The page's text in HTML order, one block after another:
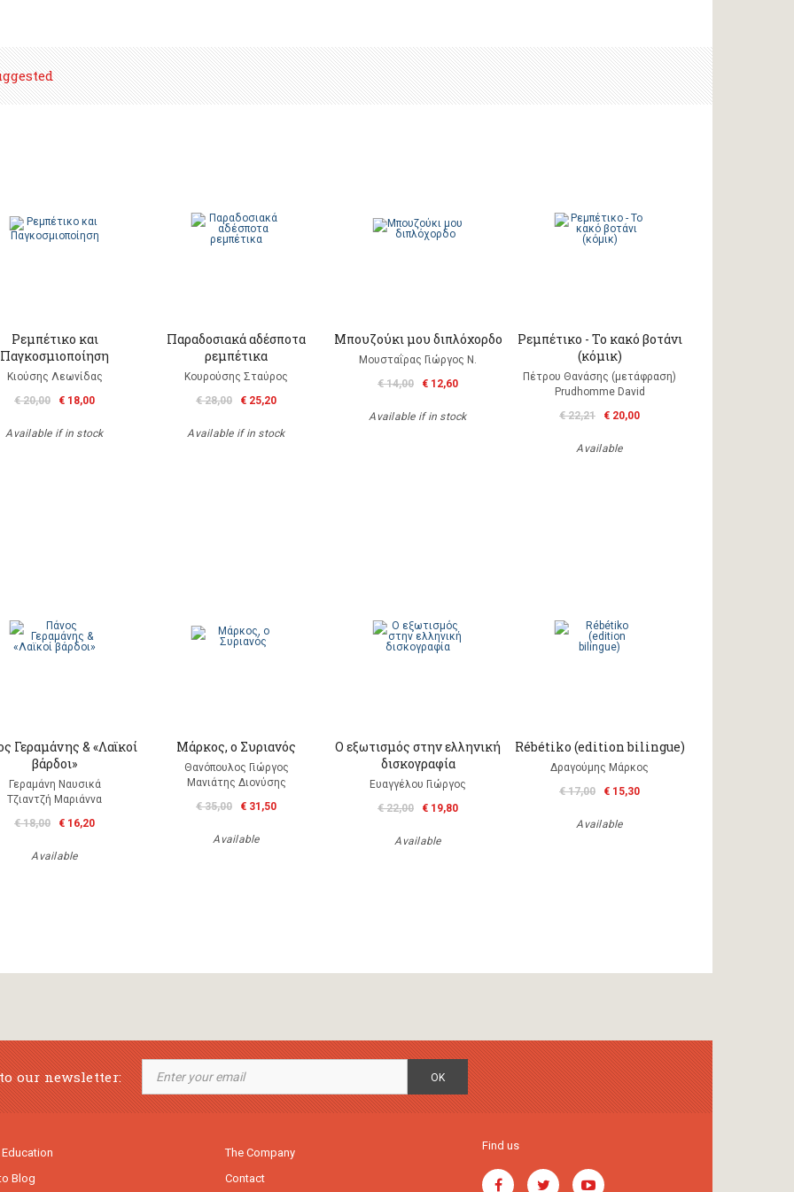
Ρεμπέτικο και
Παγκοσμιοποίηση
Κιούσης Λεωνίδας
€ 20,00
€ 18,00
Available if in stock
Παραδοσιακά αδέσποτα
ρεμπέτικα
Κουρούσης Σταύρος
€ 28,00
€ 25,20
Available if in stock
Μπουζούκι μου διπλόχορδο
Μουσταΐρας Γιώργος Ν.
€ 14,00
€ 12,60
Available if in stock
Ρεμπέτικο - Το κακό βοτάνι
(κόμικ)
Πέτρου Θανάσης (μετάφραση)
Prudhomme David
€ 22,21
€ 20,00
Available
Γεραμάνης & «Λαϊκοί
βάρδοι»
Γεραμάνη Ναυσικά
Τζιαντζή Μαριάννα
€ 18,00
€ 16,20
Available
Μάρκος, ο Συριανός
Θανόπουλος Γιώργος
Μανιάτης Διονύσης
€ 35,00
€ 31,50
Available
Ο εξωτισμός στην ελληνική
δισκογραφία
Ευαγγέλου Γιώργος
€ 22,00
€ 19,80
Available
Rébétiko (edition bilingue)
Δραγούμης Μάρκος
€ 17,00
€ 15,30
Available
our newsletter: OK
Blog
The Company
Contact
Find us